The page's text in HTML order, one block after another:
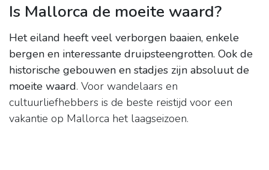
Is Mallorca de moeite waard?
Het eiland heeft veel verborgen baaien, enkele
bergen en interessante druipsteengrotten. Ook de
historische gebouwen en stadjes zijn absoluut de
moeite waard. Voor wandelaars en
cultuurliefhebbers is de beste reistijd voor een
vakantie op Mallorca het laagseizoen.